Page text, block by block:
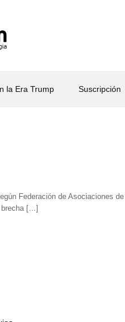
la Era Trump Suscripción
Federación de Asociaciones
brecha […]